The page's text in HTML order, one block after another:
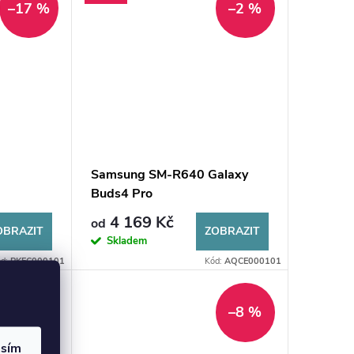
–17 %
PKFC000101
–2 %
Samsung SM-R640 Galaxy
Buds4 Pro
od 4 169 Kč
Skladem
ZOBRAZIT
Kód: AQCE000101
–8 %